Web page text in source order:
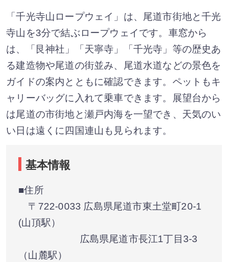
「千光寺山ロープウェイ」は、尾道市街地と千光
寺山を3分で結ぶロープウェイです。車窓から
は、「艮神社」「天寧寺」「千光寺」等の歴史あ
る建造物や尾道の街並み、尾道水道などの景色を
ガイドの案内とともに確認できます。ペットもキ
ャリーバッグに入れて乗車できます。展望台から
は尾道の市街地と瀬戸内海を一望でき、天気のい
い日は遠くに四国連山も見られます。
基本情報
■住所
〒722-0033 広島県尾道市東土堂町20-1
(山頂駅）
広島県尾道市長江1丁目3-3
（山麓駅）